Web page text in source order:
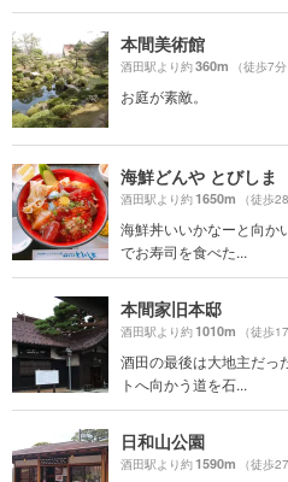
本間美術館
酒田駅より約360m （徒歩7分
お庭が素敵。
海鮮どんや とびしま
酒田駅より約1650m （徒歩
海鮮丼いいかなーと向か
でお寿司を食べた...
本間家旧本邸
酒田駅より約1010m （徒歩
酒田の最後は大地主だっ
トへ向かう道を石...
日和山公園
酒田駅より約1590m （徒歩